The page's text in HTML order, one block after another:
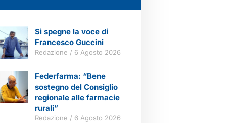
Si spegne la voce di
Francesco Guccini
Redazione 6 Agosto 2026
Federfarma: “Bene
sostegno del Consiglio
regionale alle farmacie
rurali”
Redazione 6 Agosto 2026